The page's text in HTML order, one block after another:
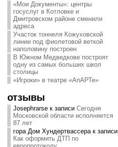
«Мои Документы»: центры
госуслуг в Котловке и
Дмитровском районе сменили
адреса
Участок тоннеля Кожуховской
линии под фиолетовой веткой
наполовину построен
В Южном Медведкове построят
одну из самых больших школ
столицы
«Игроки» в театре «АпАРТе»
отзывы
Josephrarseк записи Сегодня
Московской области исполняется
87 лет
гора Дом Хундертвассерак записи
Как оформить ДТП по